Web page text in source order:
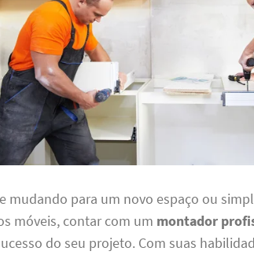
mudando para um novo espaço ou
móveis, contar com um montador
do seu projeto. Com suas